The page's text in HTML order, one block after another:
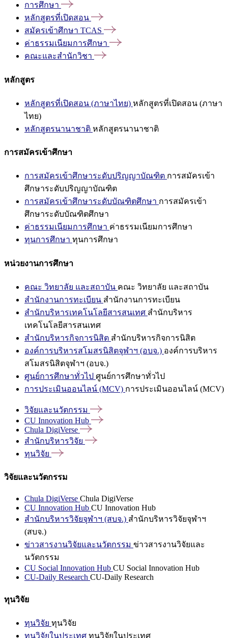
การศึกษา
หลักสูตรที่เปิดสอน
สมัครเข้าศึกษา TCAS
ค่าธรรมเนียมการศึกษา
คณะและสำนักวิชา
หลักสูตร
หลักสูตรที่เปิดสอน (ภาษาไทย) หลักสูตรที่เปิดสอน (ภาษา
ไทย)
หลักสูตรนานาชาติ หลักสูตรนานาชาติ
การสมัครเข้าศึกษา
การสมัครเข้าศึกษาระดับปริญญาบัณฑิต การสมัครเข้า
ศึกษาระดับปริญญาบัณฑิต
การสมัครเข้าศึกษาระดับบัณฑิตศึกษา การสมัครเข้า
ศึกษาระดับบัณฑิตศึกษา
ค่าธรรมเนียมการศึกษา ค่าธรรมเนียมการศึกษา
ทุนการศึกษา ทุนการศึกษา
หน่วยงานการศึกษา
คณะ วิทยาลัย และสถาบัน คณะ วิทยาลัย และสถาบัน
สำนักงานการทะเบียน สำนักงานการทะเบียน
สำนักบริหารเทคโนโลยีสารสนเทศ สำนักบริหาร
เทคโนโลยีสารสนเทศ
สำนักบริหารกิจการนิสิต สำนักบริหารกิจการนิสิต
องค์การบริหารสโมสรนิสิตจุฬาฯ (อบจ.) องค์การบริหาร
สโมสรนิสิตจุฬาฯ (อบจ.)
ศูนย์การศึกษาทั่วไป ศูนย์การศึกษาทั่วไป
การประเมินออนไลน์ (MCV) การประเมินออนไลน์ (MCV)
วิจัยและนวัตกรรม
CU Innovation Hub
Chula DigiVerse
สำนักบริหารวิจัย
ทุนวิจัย
วิจัยและนวัตกรรม
Chula DigiVerse Chula DigiVerse
CU Innovation Hub CU Innovation Hub
สำนักบริหารวิจัยจุฬาฯ (สบจ.) สำนักบริหารวิจัยจุฬาฯ
(สบจ.)
ข่าวสารงานวิจัยและนวัตกรรม ข่าวสารงานวิจัยและ
นวัตกรรม
CU Social Innovation Hub CU Social Innovation Hub
CU-Daily Research CU-Daily Research
ทุนวิจัย
ทุนวิจัย ทุนวิจัย
ทุนวิจัยในประเทศ ทุนวิจัยในประเทศ